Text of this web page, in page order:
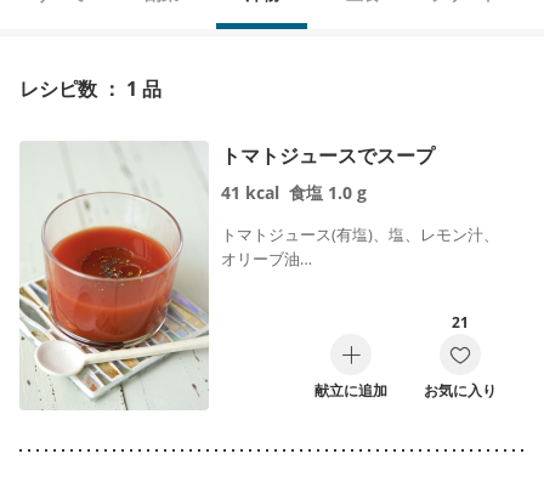
レシピ数 ： 1 品
トマトジュースでスープ
41 kcal 食塩 1.0 g
トマトジュース(有塩)、塩、レモン汁、
オリーブ油…
献立に追加
21
お気に入り